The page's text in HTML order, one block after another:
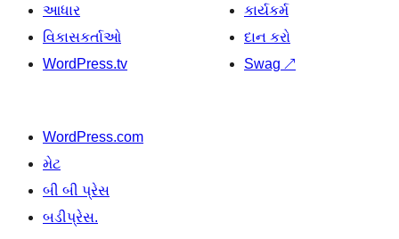
આધાર
વિકાસકર્તાઓ
WordPress.tv
કાર્યકર્મ
દાન કરો
Swag ↗
WordPress.com
મેટ
બી બી પ્રેસ
બડીપ્રેસ.